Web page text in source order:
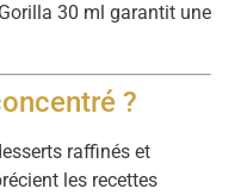
30 ml garantit une
?
raffinés et
les recettes